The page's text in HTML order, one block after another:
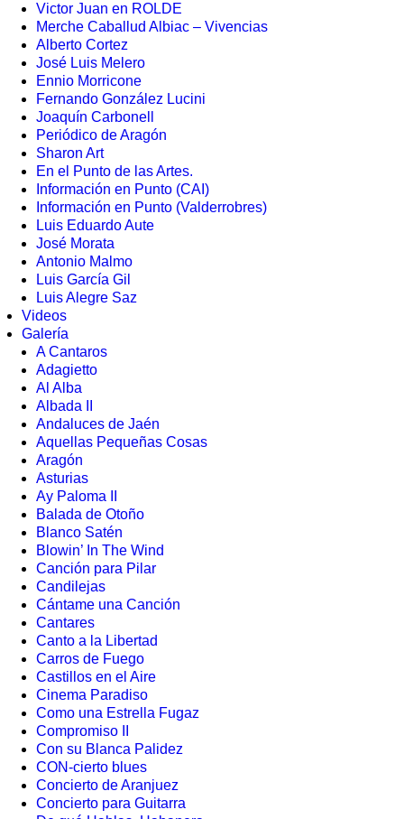
Victor Juan en ROLDE
Merche Caballud Albiac – Vivencias
Alberto Cortez
José Luis Melero
Ennio Morricone
Fernando González Lucini
Joaquín Carbonell
Periódico de Aragón
Sharon Art
En el Punto de las Artes.
Información en Punto (CAI)
Información en Punto (Valderrobres)
Luis Eduardo Aute
José Morata
Antonio Malmo
Luis García Gil
Luis Alegre Saz
Videos
Galería
A Cantaros
Adagietto
Al Alba
Albada II
Andaluces de Jaén
Aquellas Pequeñas Cosas
Aragón
Asturias
Ay Paloma II
Balada de Otoño
Blanco Satén
Blowin’ In The Wind
Canción para Pilar
Candilejas
Cántame una Canción
Cantares
Canto a la Libertad
Carros de Fuego
Castillos en el Aire
Cinema Paradiso
Como una Estrella Fugaz
Compromiso II
Con su Blanca Palidez
CON-cierto blues
Concierto de Aranjuez
Concierto para Guitarra